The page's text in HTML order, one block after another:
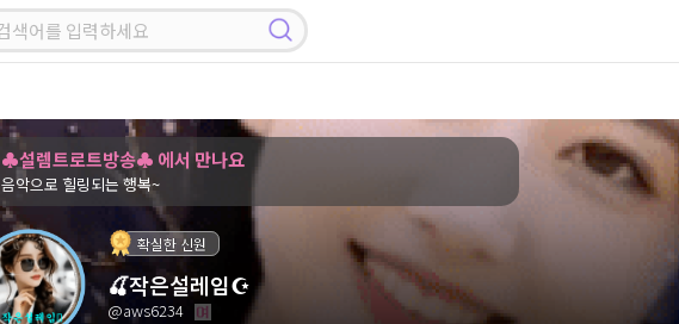
♣설렘트로트방송♣ 에서 만나요
음악으로 힐링되는 행복~
확실한 신원
🍒작은설레임☪️
@aws6234